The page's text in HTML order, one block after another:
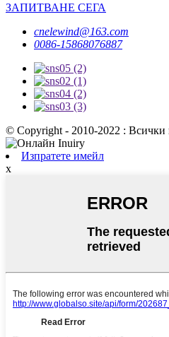
ЗАПИТВАНЕ СЕГА
cnelewind@163.com
0086-15868076887
© Copyright - 2010-2022 : Всички
Изпратете имейл
x